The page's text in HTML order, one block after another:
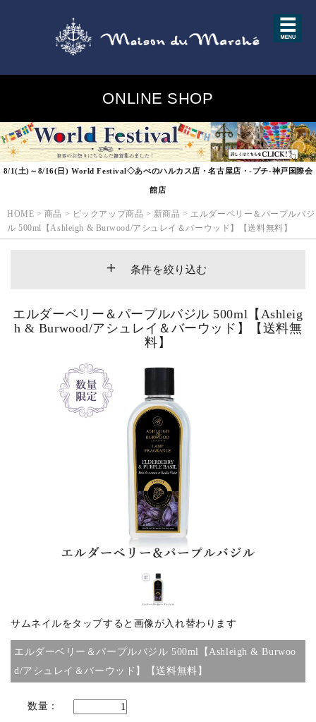
ONLINE SHOP
8/1(土)～8/16(日) World Festival◇あべのハルカス店・名古屋店・-プチ-神戸国際会
館店
HOME > 商品 > ピックアップ商品 > 新商品 > エルダーベリー＆パープルバジ
ル 500ml【Ashleigh & Burwood/アシュレイ＆バーウッド】【送料無料】
条件を絞り込む
商品カテゴリー/家具
商品カテゴリー/雑貨
カラー
サイズ
素材
ブランド
エルダーベリー＆パープルバジル 500ml【Ashleig
h & Burwood/アシュレイ＆バーウッド】【送料無
料】
サムネイルをタップすると画像が入れ替わります
エルダーベリー＆パープルバジル 500ml【Ashleigh & Burwoo
d/アシュレイ＆バーウッド】【送料無料】
数量：